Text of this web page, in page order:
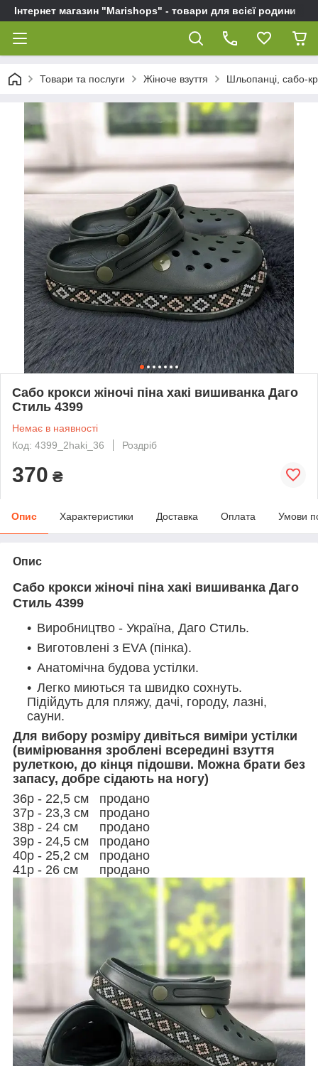
Інтернет магазин "Marishops" - товари для всієї родини
Товари та послуги Жіноче взуття Шльопанці, сабо-
Сабо крокси жіночі піна хакі вишиванка Даго
Стиль 4399
Немає в наявності
Код: 4399_2haki_36
Роздріб
370 ₴
Опис Характеристики Доставка Оплата Умови
Опис
Сабо крокси жіночі піна хакі вишиванка Даго
Стиль 4399
Виробництво - Україна, Даго Стиль.
Виготовлені з EVA (пінка).
Анатомічна будова устілки.
Легко миються та швидко сохнуть.
Підійдуть для пляжу, дачі, городу, лазні,
сауни.
Для вибору розміру дивіться виміри устілки
(вимірювання зроблені всередині взуття
рулеткою, до кінця підошви. Можна брати без
запасу, добре сідають на ногу)
36р - 22,5 см продано
37р - 23,3 см продано
38р - 24 см продано
39р - 24,5 см продано
40р - 25,2 см продано
41р - 26 см продано